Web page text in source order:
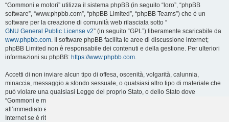
“Gommoni e motori” utilizza il sistema phpBB (in seguito “loro”, “phpBB
software”, “www.phpbb.com”, “phpBB Limited”, “phpBB Teams”) che è un
software per la creazione di comunità web rilasciata sotto “
GNU General Public License v2” (in seguito “GPL”) liberamente scaricabile da
www.phpbb.com. Il software phpBB facilita le aree di discussione internet;
phpBB Limited non è responsabile dei contenuti e della gestione. Per ulteriori
informazioni su phpBB: https://www.phpbb.com.
Accetti di non inviare alcun tipo di offesa, oscenità, volgarità, calunnia,
minaccia, messaggio a sfondo sessuale, o qualsiasi altro tipo di materiale che
può violare una qualsiasi Legge del proprio Stato, o dello Stato dove
“Gommoni e motori” è ospitato, o di una Legge internazionale. Fare ciò porta
all’immediato e permanente divieto di accesso, con notifica al tuo provider
Internet se è ritenuto da noi opportuno. Tutti gli indirizzi IP sono registrati per